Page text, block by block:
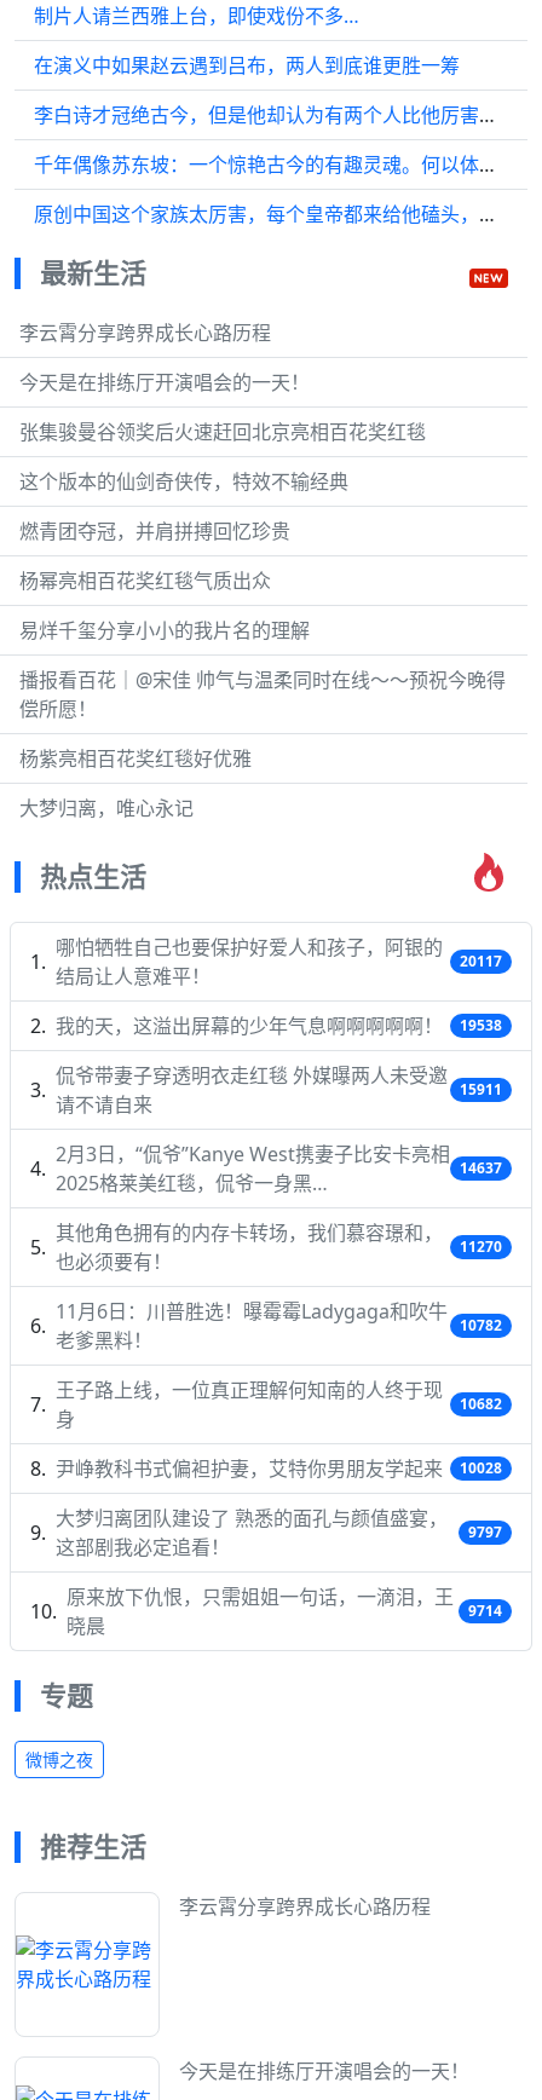
制片人请兰西雅上台，即使戏份不多…
在演义中如果赵云遇到吕布，两人到底谁更胜一筹
李白诗才冠绝古今，但是他却认为有两个人比他厉害，这两人同姓
千年偶像苏东坡：一个惊艳古今的有趣灵魂。何以体现？
原创中国这个家族太厉害，每个皇帝都来给他磕头，至今被全世界人崇拜
最新生活
李云霄分享跨界成长心路历程
今天是在排练厅开演唱会的一天！
张集骏曼谷领奖后火速赶回北京亮相百花奖红毯
这个版本的仙剑奇侠传，特效不输经典
燃青团夺冠，并肩拼搏回忆珍贵
杨幂亮相百花奖红毯气质出众
易烊千玺分享小小的我片名的理解
播报看百花｜@宋佳 帅气与温柔同时在线～～预祝今晚得
偿所愿！
杨紫亮相百花奖红毯好优雅
大梦归离，唯心永记
热点生活
哪怕牺牲自己也要保护好爱人和孩子，阿银的
结局让人意难平！
20117
我的天，这溢出屏幕的少年气息啊啊啊啊啊！ 19538
侃爷带妻子穿透明衣走红毯 外媒曝两人未受邀
请不请自来
15911
2月3日，“侃爷”Kanye West携妻子比安卡亮相
2025格莱美红毯，侃爷一身黑…
14637
其他角色拥有的内存卡转场，我们慕容璟和，
也必须要有！
11270
11月6日：川普胜选！曝霉霉Ladygaga和吹牛
老爹黑料！
10782
王子路上线，一位真正理解何知南的人终于现
身
10682
尹峥教科书式偏袒护妻，艾特你男朋友学起来 10028
大梦归离团队建设了 熟悉的面孔与颜值盛宴，
这部剧我必定追看！
9797
原来放下仇恨，只需姐姐一句话，一滴泪，王
晓晨
9714
专题
微博之夜
推荐生活
李云霄分享跨界成长心路历程
今天是在排练厅开演唱会的一天！